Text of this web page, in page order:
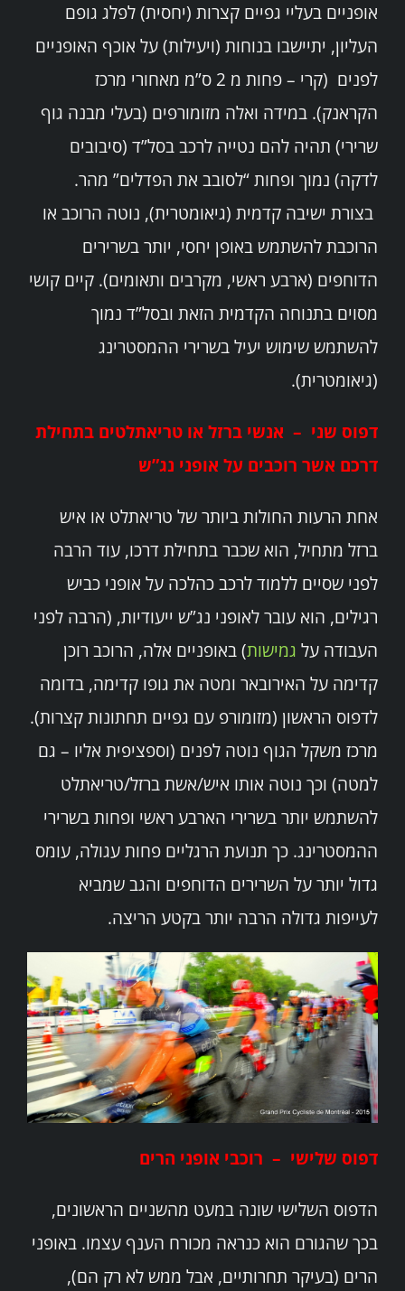
אופניים בעליי גפיים קצרות (יחסית) לפלג גופם
העליון, יתיישבו בנוחות (ויעילות) על אוכף האופניים
לפנים (קרי – פחות מ 2 ס”מ מאחורי מרכז
הקראנק). במידה ואלה מזומורפים (בעלי מבנה גוף
שרירי) תהיה להם נטייה לרכב בסל”ד (סיבובים
לדקה) נמוך ופחות “לסובב את הפדלים” מהר.
בצורת ישיבה קדמית (גיאומטרית), נוטה הרוכב או
הרוכבת להשתמש באופן יחסי, יותר בשרירים
הדוחפים (ארבע ראשי, מקרבים ותאומים). קיים קושי
מסוים בתנוחה הקדמית הזאת ובסל”ד נמוך
להשתמש שימוש יעיל בשרירי ההמסטרינג
(גיאומטרית).
דפוס שני – אנשי ברזל או טריאתלטים בתחילת
דרכם אשר רוכבים על אופני נג”ש
אחת הרעות החולות ביותר של טריאתלט או איש
ברזל מתחיל, הוא שכבר בתחילת דרכו, עוד הרבה
לפני שסיים ללמוד לרכב כהלכה על אופני כביש
רגילים, הוא עובר לאופני נג”ש ייעודיות, (הרבה לפני
העבודה על גמישות) באופניים אלה, הרוכב רוכן
קדימה על האירובאר ומטה את גופו קדימה, בדומה
לדפוס הראשון (מזומורפ עם גפיים תחתונות קצרות).
מרכז משקל הגוף נוטה לפנים (וספציפית אליו – גם
למטה) וכך נוטה אותו איש/אשת ברזל/טריאתלט
להשתמש יותר בשרירי הארבע ראשי ופחות בשרירי
ההמסטרינג. כך תנועת הרגליים פחות עגולה, עומס
גדול יותר על השרירים הדוחפים והגב שמביא
לעייפות גדולה הרבה יותר בקטע הריצה.
דפוס שלישי – רוכבי אופני הרים
הדפוס השלישי שונה במעט מהשניים הראשונים,
בכך שהגורם הוא כנראה מכורח הענף עצמו. באופני
הרים (בעיקר תחרותיים, אבל ממש לא רק הם),